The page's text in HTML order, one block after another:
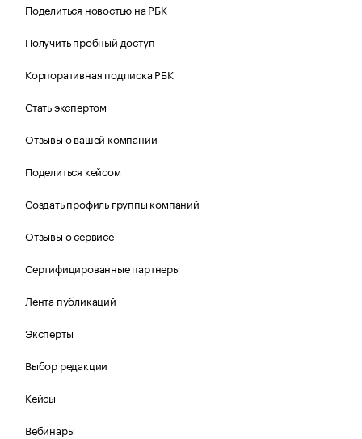
Поделиться новостью на РБК
Получить пробный доступ
Корпоративная подписка РБК
Стать экспертом
Отзывы о вашей компании
Поделиться кейсом
Создать профиль группы компаний
Отзывы о сервисе
Сертифицированные партнеры
Лента публикаций
Эксперты
Выбор редакции
Кейсы
Вебинары